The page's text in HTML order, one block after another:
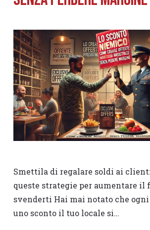
Smettila di regalare soldi ai
queste strategie per aumentare il
svenderti Hai mai notato che
uno sconto il tuo locale si…